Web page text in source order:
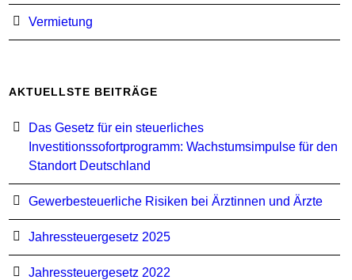
Vermietung
AKTUELLSTE BEITRÄGE
Das Gesetz für ein steuerliches
Investitionssofortprogramm: Wachstumsimpulse für den
Standort Deutschland
Gewerbesteuerliche Risiken bei Ärztinnen und Ärzte
Jahressteuergesetz 2025
Jahressteuergesetz 2022